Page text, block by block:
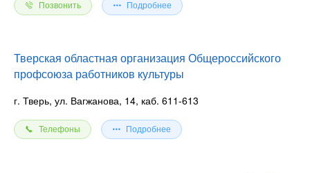
Позвонить Подробнее
Тверская областная организация Общероссийского
профсоюза работников культуры
г. Тверь, ул. Вагжанова, 14, каб. 611-613
Телефоны Подробнее